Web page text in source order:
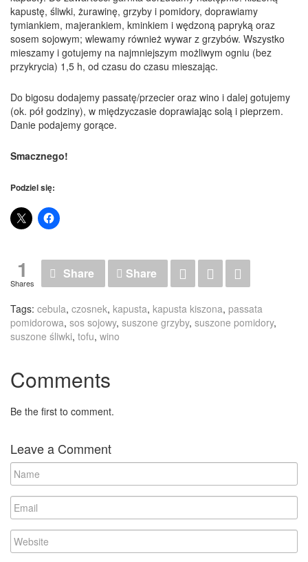
kapustę, śliwki, żurawinę, grzyby i pomidory, doprawiamy
tymiankiem, majerankiem, kminkiem i wędzoną papryką oraz
sosem sojowym; wlewamy również wywar z grzybów. Wszystko
mieszamy i gotujemy na najmniejszym możliwym ogniu (bez
przykrycia) 1,5 h, od czasu do czasu mieszając.
Do bigosu dodajemy passatę/przecier oraz wino i dalej gotujemy
(ok. pół godziny), w międzyczasie doprawiając solą i pieprzem.
Danie podajemy gorące.
Smacznego!
Podziel się:
1
Shares
Share Share
Tags: cebula, czosnek, kapusta, kapusta kiszona, passata
pomidorowa, sos sojowy, suszone grzyby, suszone pomidory,
suszone śliwki, tofu, wino
Comments
Be the first to comment.
Leave a Comment